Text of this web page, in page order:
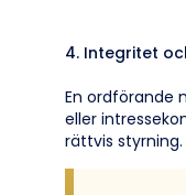
4. Integritet
En ordförande
eller
rättvis styrning.